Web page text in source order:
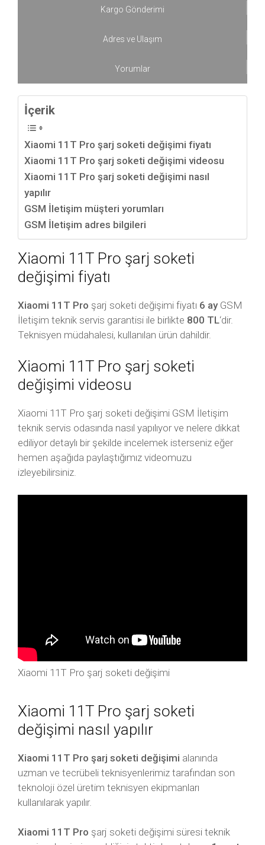
Kargo Gönderimi
Adres ve Ulaşım
Yorumlar
İçerik
Xiaomi 11T Pro şarj soketi değişimi fiyatı
Xiaomi 11T Pro şarj soketi değişimi videosu
Xiaomi 11T Pro şarj soketi değişimi nasıl
yapılır
GSM İletişim müşteri yorumları
GSM İletişim adres bilgileri
Xiaomi 11T Pro şarj soketi
değişimi fiyatı
Xiaomi 11T Pro şarj soketi değişimi fiyatı 6 ayGSM
İletişim teknik servis garantisi ile birlikte 800 TL‘dir.
Teknisyen müdahalesi, kullanılan ürün dahildir.
Xiaomi 11T Pro şarj soketi
değişimi videosu
Xiaomi 11T Pro şarj soketi değişimi GSM İletişim
teknik servis odasında nasıl yapılıyor ve nelere dikkat
ediliyor detaylı bir şekilde incelemek isterseniz eğer
hemen aşağıda paylaştığımız videomuzu
izleyebilirsiniz.
Xiaomi 11T Pro şarj soketi değişimi
Xiaomi 11T Pro şarj soketi
değişimi nasıl yapılır
Xiaomi 11T Pro şarj soketi değişimi alanında
uzman ve tecrübeli teknisyenlerimiz tarafından son
teknoloji özel üretim teknisyen ekipmanları
kullanılarak yapılır.
Xiaomi 11T Pro şarj soketi değişimi süresi teknik